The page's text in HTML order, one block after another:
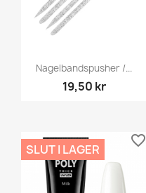
Nagelbandspusher /...
19,50 kr
SLUT I LAGER
favorite_border